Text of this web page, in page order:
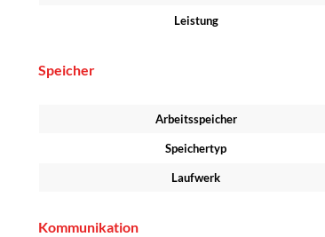
Leistung
Speicher
Arbeitsspeicher
Speichertyp
Laufwerk
Kommunikation